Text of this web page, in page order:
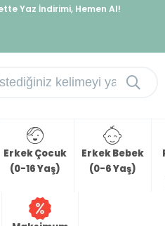
Yaz İndirimi, Hemen Al!
Erkek Çocuk
(0-16 Yaş)
Erkek Bebek
(0-6 Yaş)